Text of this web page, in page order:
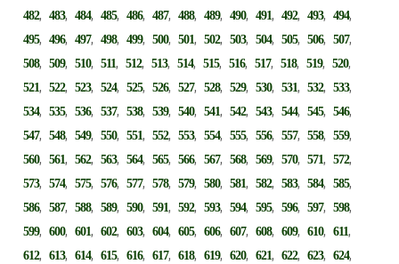
482,483,484,485,486,487,488,489,490,491,492,493,494,
495,496,497,498,499,500,501,502,503,504,505,506,507,
508,509,510,511,512,513,514,515,516,517,518,519,520,
521,522,523,524,525,526,527,528,529,530,531,532,533,
534,535,536,537,538,539,540,541,542,543,544,545,546,
547,548,549,550,551,552,553,554,555,556,557,558,559,
560,561,562,563,564,565,566,567,568,569,570,571,572,
573,574,575,576,577,578,579,580,581,582,583,584,585,
586,587,588,589,590,591,592,593,594,595,596,597,598,
599,600,601,602,603,604,605,606,607,608,609,610,611,
612,613,614,615,616,617,618,619,620,621,622,623,624,